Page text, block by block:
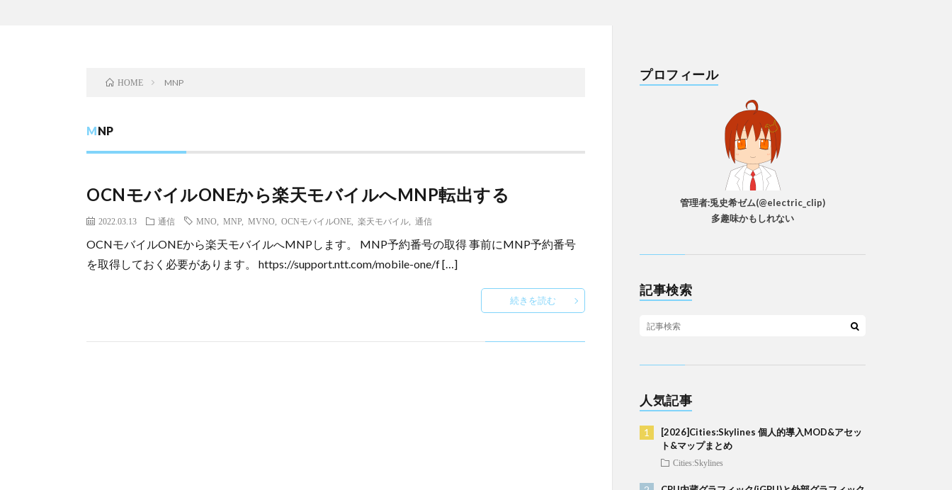
HOME MNP
MNP
OCNモバイルONEから楽天モバイルへMNP転出する
2022.03.13 通信 MNO MNP MVNO OCNモバイルONE 楽天モバイル 通信
OCNモバイルONEから楽天モバイルへMNPします。 MNP予約番号の取得 事前にMNP予約番号
を取得しておく必要があります。 https://support.ntt.com/mobile-one/f […]
続きを読む
プロフィール
管理者:兎史希ゼム(@electric_clip)
多趣味かもしれない
記事検索
人気記事
[2026]Cities:Skylines 個人的導入MOD&アセッ
ト&マップまとめ
Cities:Skylines